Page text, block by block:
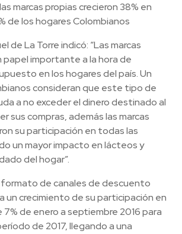
marcas propias crecieron 38% en
de los hogares Colombianos
de La Torre indicó: “Las marcas
papel importante a la hora de
en los hogares del país. Un
consideran que este tipo de
a no exceder el dinero destinado al
sus compras, además las marcas
su participación en todas las
un mayor impacto en lácteos y
del hogar”.
de canales de descuento
un crecimiento de su participación en
7% de enero a septiembre 2016 para
de 2017, llegando a una